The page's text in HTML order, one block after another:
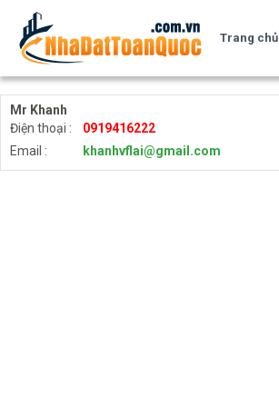
Trang chủ
Mr Khanh
Điện thoại :
0919416222
Email :
khanhvflai@gmail.com